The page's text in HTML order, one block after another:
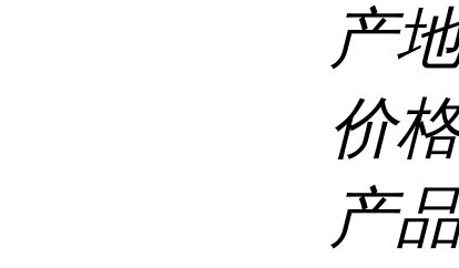
产
价
产